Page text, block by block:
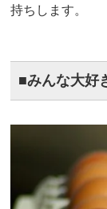
持ちします。
■みんな大好